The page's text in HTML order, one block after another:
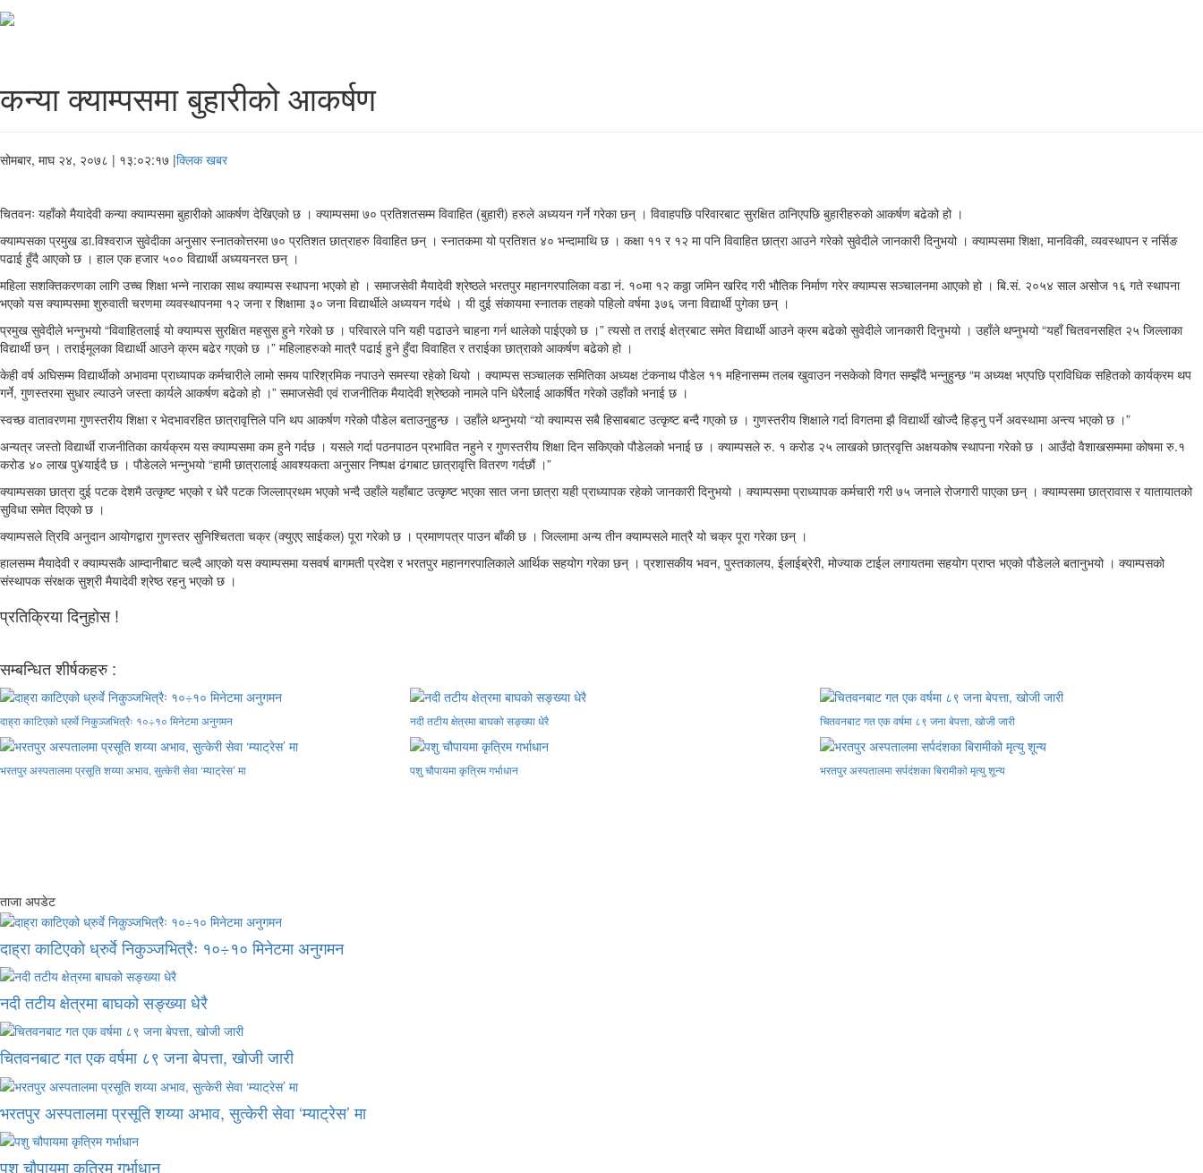
कन्या क्याम्पसमा बुहारीको आकर्षण
सोमबार, माघ २४, २०७८ | १३:०२:१७ |क्लिक खबर
चितवनः यहाँको मैयादेवी कन्या क्याम्पसमा बुहारीको आकर्षण देखिएको छ । क्याम्पसमा ७० प्रतिशतसम्म विवाहित (बुहारी) हरुले अध्ययन गर्ने गरेका छन् । विवाहपछि परिवारबाट सुरक्षित ठानिएपछि बुहारीहरुको आकर्षण बढेको हो ।
क्याम्पसका प्रमुख डा.विश्वराज सुवेदीका अनुसार स्नातकोत्तरमा ७० प्रतिशत छात्राहरु विवाहित छन् । स्नातकमा यो प्रतिशत ४० भन्दामाथि छ । कक्षा ११ र १२ मा पनि विवाहित छात्रा आउने गरेको सुवेदीले जानकारी दिनुभयो । क्याम्पसमा शिक्षा, मानविकी, व्यवस्थापन र नर्सिङ
पढाई हुँदै आएको छ । हाल एक हजार ५०० विद्यार्थी अध्ययनरत छन् ।
महिला सशक्तिकरणका लागि उच्च शिक्षा भन्ने नाराका साथ क्याम्पस स्थापना भएको हो । समाजसेवी मैयादेवी श्रेष्ठले भरतपुर महानगरपालिका वडा नं. १०मा १२ कठ्ठा जमिन खरिद गरी भौतिक निर्माण गरेर क्याम्पस सञ्चालनमा आएको हो । बि.सं. २०५४ साल असोज १६ गते स्थापना
भएको यस क्याम्पसमा शुरुवाती चरणमा व्यवस्थापनमा १२ जना र शिक्षामा ३० जना विद्यार्थीले अध्ययन गर्दथे । यी दुई संकायमा स्नातक तहको पहिलो वर्षमा ३७६ जना विद्यार्थी पुगेका छन् ।
प्रमुख सुवेदीले भन्नुभयो “विवाहितलाई यो क्याम्पस सुरक्षित महसुस हुने गरेको छ । परिवारले पनि यही पढाउने चाहना गर्न थालेको पाईएको छ ।” त्यसो त तराई क्षेत्रबाट समेत विद्यार्थी आउने क्रम बढेको सुवेदीले जानकारी दिनुभयो । उहाँले थप्नुभयो “यहाँ चितवनसहित २५ जिल्लाका
विद्यार्थी छन् । तराईमूलका विद्यार्थी आउने क्रम बढेर गएको छ ।” महिलाहरुको मात्रै पढाई हुने हुँदा विवाहित र तराईका छात्राको आकर्षण बढेको हो ।
केही वर्ष अघिसम्म विद्यार्थीको अभावमा प्राध्यापक कर्मचारीले लामो समय पारिश्रमिक नपाउने समस्या रहेको थियो । क्याम्पस सञ्चालक समितिका अध्यक्ष टंकनाथ पौडेल ११ महिनासम्म तलब खुवाउन नसकेको विगत सम्झँदै भन्नुहुन्छ “म अध्यक्ष भएपछि प्राविधिक सहितको कार्यक्रम थप
गर्ने, गुणस्तरमा सुधार ल्याउने जस्ता कार्यले आकर्षण बढेको हो ।” समाजसेवी एवं राजनीतिक मैयादेवी श्रेष्ठको नामले पनि धेरैलाई आकर्षित गरेको उहाँको भनाई छ ।
स्वच्छ वातावरणमा गुणस्तरीय शिक्षा र भेदभावरहित छात्रावृत्तिले पनि थप आकर्षण गरेको पौडेल बताउनुहुन्छ । उहाँले थप्नुभयो “यो क्याम्पस सबै हिसाबबाट उत्कृष्ट बन्दै गएको छ । गुणस्तरीय शिक्षाले गर्दा विगतमा झै विद्यार्थी खोज्दै हिड्नु पर्ने अवस्थामा अन्त्य भएको छ ।”
अन्यत्र जस्तो विद्यार्थी राजनीतिका कार्यक्रम यस क्याम्पसमा कम हुने गर्दछ । यसले गर्दा पठनपाठन प्रभावित नहुने र गुणस्तरीय शिक्षा दिन सकिएको पौडेलको भनाई छ । क्याम्पसले रु. १ करोड २५ लाखको छात्रवृत्ति अक्षयकोष स्थापना गरेको छ । आउँदो वैशाखसम्ममा कोषमा रु.१
करोड ४० लाख पु¥याईदै छ । पौडेलले भन्नुभयो “हामी छात्रालाई आवश्यकता अनुसार निष्पक्ष ढंगबाट छात्रावृत्ति वितरण गर्दछौं ।”
क्याम्पसका छात्रा दुई पटक देशमै उत्कृष्ट भएको र धेरै पटक जिल्लाप्रथम भएको भन्दै उहाँले यहाँबाट उत्कृष्ट भएका सात जना छात्रा यही प्राध्यापक रहेको जानकारी दिनुभयो । क्याम्पसमा प्राध्यापक कर्मचारी गरी ७५ जनाले रोजगारी पाएका छन् । क्याम्पसमा छात्रावास र यातायातको
सुविधा समेत दिएको छ ।
क्याम्पसले त्रिवि अनुदान आयोगद्वारा गुणस्तर सुनिश्चितता चक्र (क्युएए साईकल) पूरा गरेको छ । प्रमाणपत्र पाउन बाँकी छ । जिल्लामा अन्य तीन क्याम्पसले मात्रै यो चक्र पूरा गरेका छन् ।
हालसम्म मैयादेवी र क्याम्पसकै आम्दानीबाट चल्दै आएको यस क्याम्पसमा यसवर्ष बागमती प्रदेश र भरतपुर महानगरपालिकाले आर्थिक सहयोग गरेका छन् । प्रशासकीय भवन, पुस्तकालय, ईलाईब्रेरी, मोज्याक टाईल लगायतमा सहयोग प्राप्त भएको पौडेलले बतानुभयो । क्याम्पसको
संस्थापक संरक्षक सुश्री मैयादेवी श्रेष्ठ रहनु भएको छ ।
प्रतिक्रिया दिनुहोस !
सम्बन्धित शीर्षकहरु :
दाह्रा काटिएको ध्रुर्वे निकुञ्जभित्रैः १०÷१० मिनेटमा अनुगमन नदी तटीय क्षेत्रमा बाघको सङ्ख्या धेरै चितवनबाट गत एक वर्षमा ८९ जना बेपत्ता, खोजी जारी
भरतपुर अस्पतालमा प्रसूति शय्या अभाव, सुत्केरी सेवा ‘म्याट्रेस’ मा पशु चौपायमा कृत्रिम गर्भाधान भरतपुर अस्पतालमा सर्पदंशका बिरामीको मृत्यु शून्य
ताजा अपडेट
दाह्रा काटिएको ध्रुर्वे निकुञ्जभित्रैः १०÷१० मिनेटमा अनुगमन
नदी तटीय क्षेत्रमा बाघको सङ्ख्या धेरै
चितवनबाट गत एक वर्षमा ८९ जना बेपत्ता, खोजी जारी
भरतपुर अस्पतालमा प्रसूति शय्या अभाव, सुत्केरी सेवा ‘म्याट्रेस’ मा
पशु चौपायमा कृत्रिम गर्भाधान